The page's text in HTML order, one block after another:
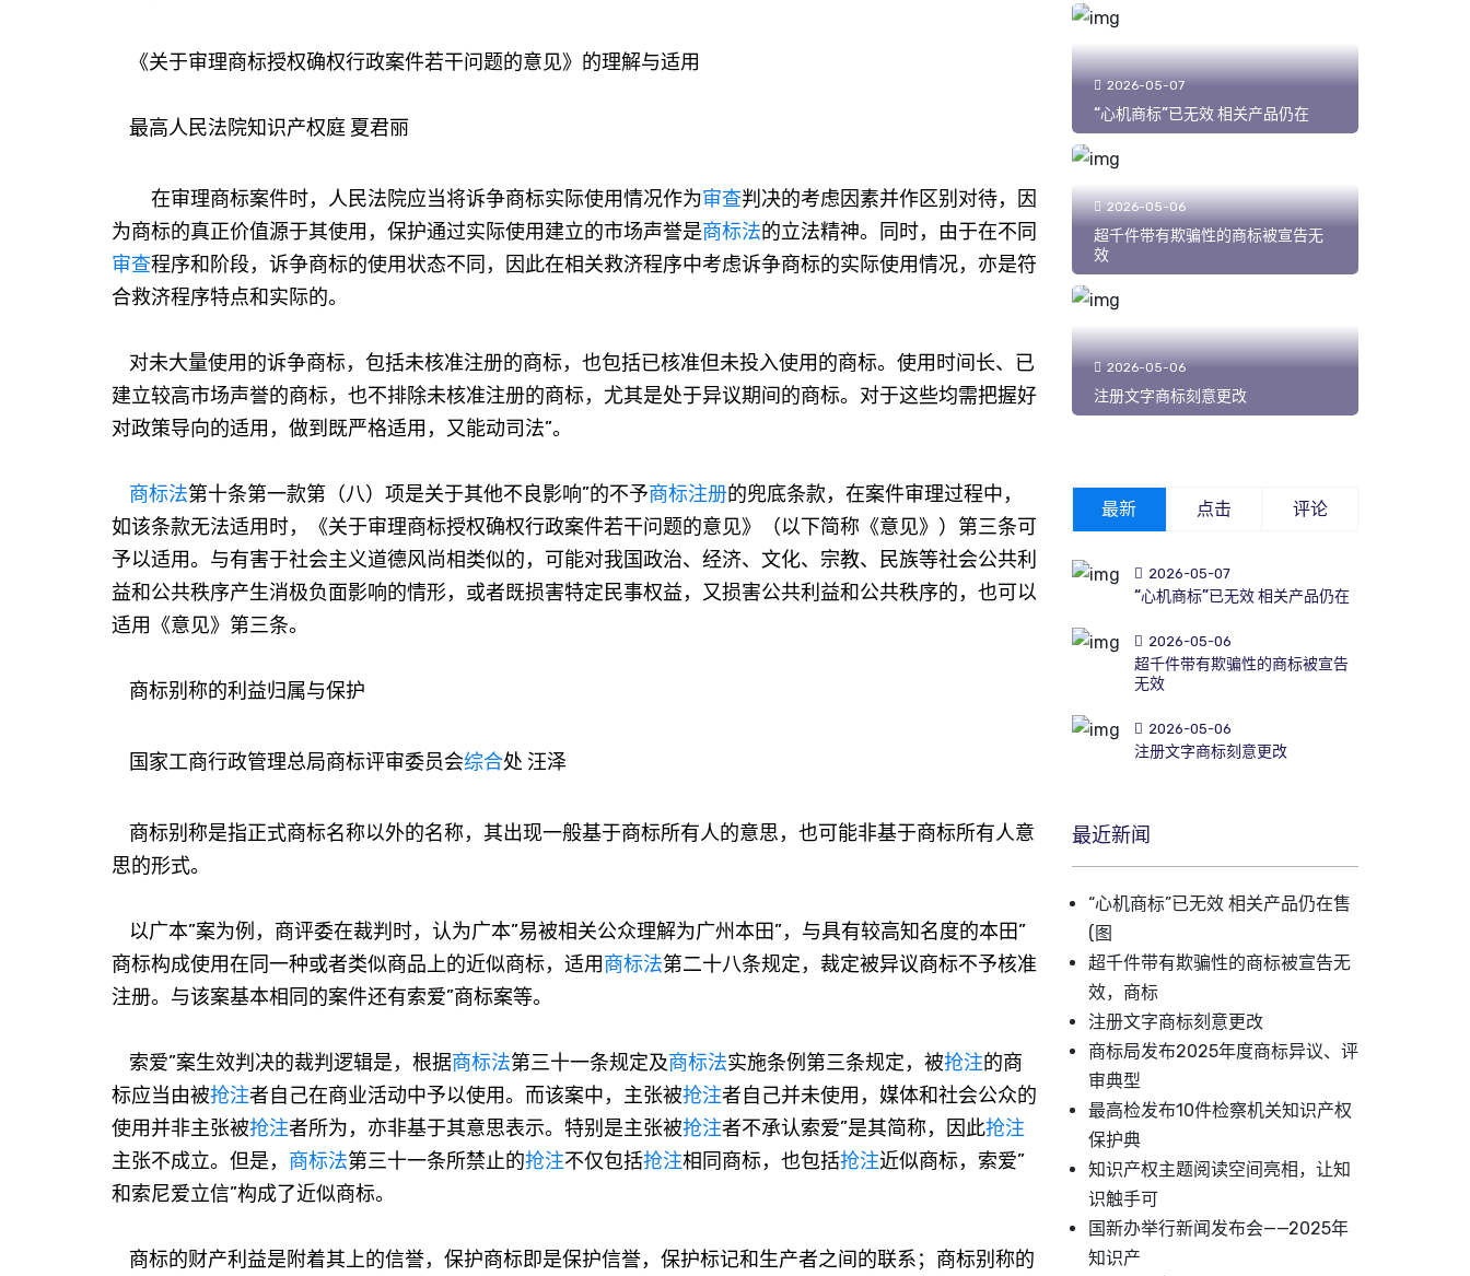
《关于审理商标授权确权行政案件若干问题的意见》的理解与适用
最高人民法院知识产权庭 夏君丽
在审理商标案件时，人民法院应当将诉争商标实际使用情况作为审查判决的考虑因素并作区别对待，因
为商标的真正价值源于其使用，保护通过实际使用建立的市场声誉是商标法的立法精神。同时，由于在不同
审查程序和阶段，诉争商标的使用状态不同，因此在相关救济程序中考虑诉争商标的实际使用情况，亦是符
合救济程序特点和实际的。
对未大量使用的诉争商标，包括未核准注册的商标，也包括已核准但未投入使用的商标。使用时间长、已
建立较高市场声誉的商标，也不排除未核准注册的商标，尤其是处于异议期间的商标。对于这些均需把握好
对政策导向的适用，做到既严格适用，又能动司法”。
商标法第十条第一款第（八）项是关于其他不良影响”的不予商标注册的兜底条款，在案件审理过程中，
如该条款无法适用时，《关于审理商标授权确权行政案件若干问题的意见》（以下简称《意见》）第三条可
予以适用。与有害于社会主义道德风尚相类似的，可能对我国政治、经济、文化、宗教、民族等社会公共利
益和公共秩序产生消极负面影响的情形，或者既损害特定民事权益，又损害公共利益和公共秩序的，也可以
适用《意见》第三条。
商标别称的利益归属与保护
国家工商行政管理总局商标评审委员会综合处 汪泽
商标别称是指正式商标名称以外的名称，其出现一般基于商标所有人的意思，也可能非基于商标所有人意
思的形式。
以广本”案为例，商评委在裁判时，认为广本”易被相关公众理解为广州本田”，与具有较高知名度的本田”
商标构成使用在同一种或者类似商品上的近似商标，适用商标法第二十八条规定，裁定被异议商标不予核准
注册。与该案基本相同的案件还有索爱”商标案等。
索爱”案生效判决的裁判逻辑是，根据商标法第三十一条规定及商标法实施条例第三条规定，被抢注的商
标应当由被抢注者自己在商业活动中予以使用。而该案中，主张被抢注者自己并未使用，媒体和社会公众的
使用并非主张被抢注者所为，亦非基于其意思表示。特别是主张被抢注者不承认索爱”是其简称，因此抢注
主张不成立。但是， 商标法第三十一条所禁止的抢注不仅包括抢注相同商标，也包括抢注近似商标，索爱”
和索尼爱立信”构成了近似商标。
商标的财产利益是附着其上的信誉，保护商标即是保护信誉，保护标记和生产者之间的联系；商标别称的
2026-05-07
“心机商标”已无效 相关产品仍在
2026-05-06
超千件带有欺骗性的商标被宣告无
效
2026-05-06
注册文字商标刻意更改
最新 点击 评论
2026-05-07
“心机商标”已无效 相关产品仍在
2026-05-06
超千件带有欺骗性的商标被宣告
无效
2026-05-06
注册文字商标刻意更改
最近新闻
“心机商标”已无效 相关产品仍在售
(图
超千件带有欺骗性的商标被宣告无
效，商标
注册文字商标刻意更改
商标局发布2025年度商标异议、评
审典型
最高检发布10件检察机关知识产权
保护典
知识产权主题阅读空间亮相，让知
识触手可
国新办举行新闻发布会——2025年
知识产